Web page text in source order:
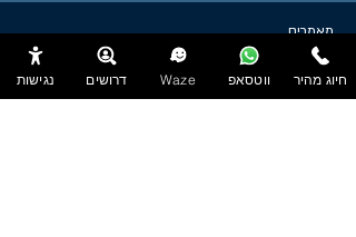
מאמרים.
נגררים לאופנועים
נגררים לטרקטורונים.
נגישות דרושים Waze ווטסאפ חיוג מהיר